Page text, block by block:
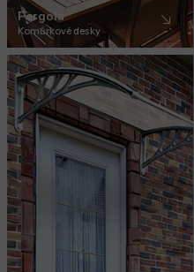
Pergola
Komůrkové desky